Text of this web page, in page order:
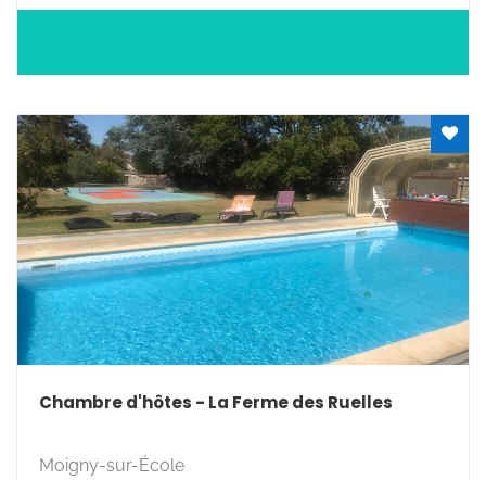
Chambre d'hôtes - La Ferme des Ruelles
Moigny-sur-École